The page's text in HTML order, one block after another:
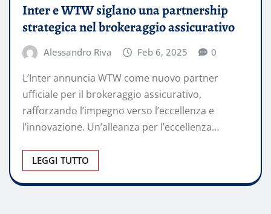
Inter e WTW siglano una partnership
strategica nel brokeraggio assicurativo
Alessandro Riva Feb 6, 2025 0
L’Inter annuncia WTW come nuovo partner
ufficiale per il brokeraggio assicurativo,
rafforzando l’impegno verso l’eccellenza e
l’innovazione. Un’alleanza per l’eccellenza…
LEGGI TUTTO